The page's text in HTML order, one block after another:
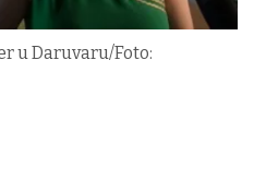
u Daruvaru/Foto: